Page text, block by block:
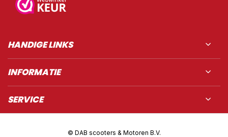
HANDIGE LINKS
INFORMATIE
SERVICE
© DAB scooters & Motoren B.V.